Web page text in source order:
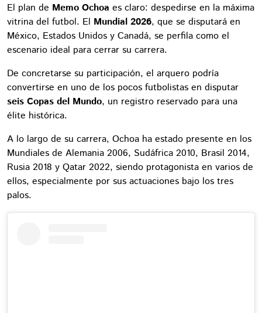
El plan de Memo Ochoa es claro: despedirse en la máxima
vitrina del futbol. El Mundial 2026, que se disputará en
México, Estados Unidos y Canadá, se perfila como el
escenario ideal para cerrar su carrera.
De concretarse su participación, el arquero podría
convertirse en uno de los pocos futbolistas en disputar
seis Copas del Mundo, un registro reservado para una
élite histórica.
A lo largo de su carrera, Ochoa ha estado presente en los
Mundiales de Alemania 2006, Sudáfrica 2010, Brasil 2014,
Rusia 2018 y Qatar 2022, siendo protagonista en varios de
ellos, especialmente por sus actuaciones bajo los tres
palos.